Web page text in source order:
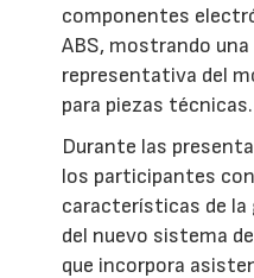
componentes
ABS, mostrando
representativa del
para piezas técnicas.
Durante las
los participantes
características de la
del nuevo sistema
que incorpora